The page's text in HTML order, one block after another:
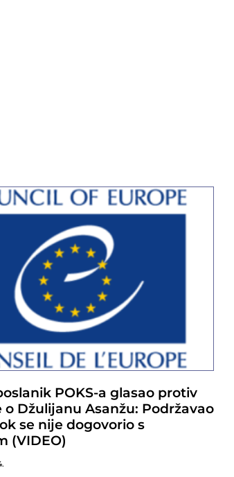
POKS-a glasao protiv
o Džulijanu Asanžu: Podržavao
se nije dogovorio s
(VIDEO)